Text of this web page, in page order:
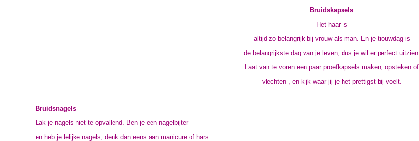
Bruidskapsels
Het haar is
altijd zo belangrijk bij vrouw als man. En je trouwdag is
de belangrijkste dag van je leven, dus je wil er perfect uitzien.
Laat van te voren een paar proefkapsels maken, opsteken of
vlechten , en kijk waar jij je het prettigst bij voelt.
Bruidsnagels
Lak je nagels niet te opvallend. Ben je een nagelbijter
en heb je lelijke nagels, denk dan eens aan manicure of hars